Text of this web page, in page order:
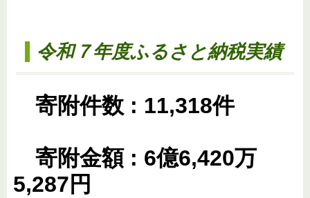
令和７年度ふるさと納税実績
寄附件数 : 11,318件
寄附金額 : 6億6,420万
5,287円